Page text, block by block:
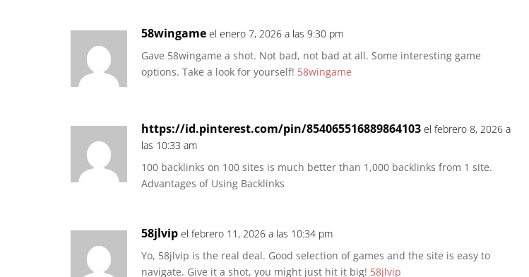
58wingame el enero 7, 2026 a las 9:30 pm
Gave 58wingame a shot. Not bad, not bad at all. Some interesting game
options. Take a look for yourself! 58wingame
https://id.pinterest.com/pin/854065516889864103 el febrero 8, 2026 a
las 10:33 am
100 backlinks on 100 sites is much better than 1,000 backlinks from 1 site.
Advantages of Using Backlinks
58jlvip el febrero 11, 2026 a las 10:34 pm
Yo, 58jlvip is the real deal. Good selection of games and the site is easy to
navigate. Give it a shot, you might just hit it big! 58jlvip